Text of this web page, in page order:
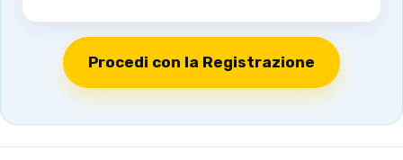
Procedi con la Registrazione